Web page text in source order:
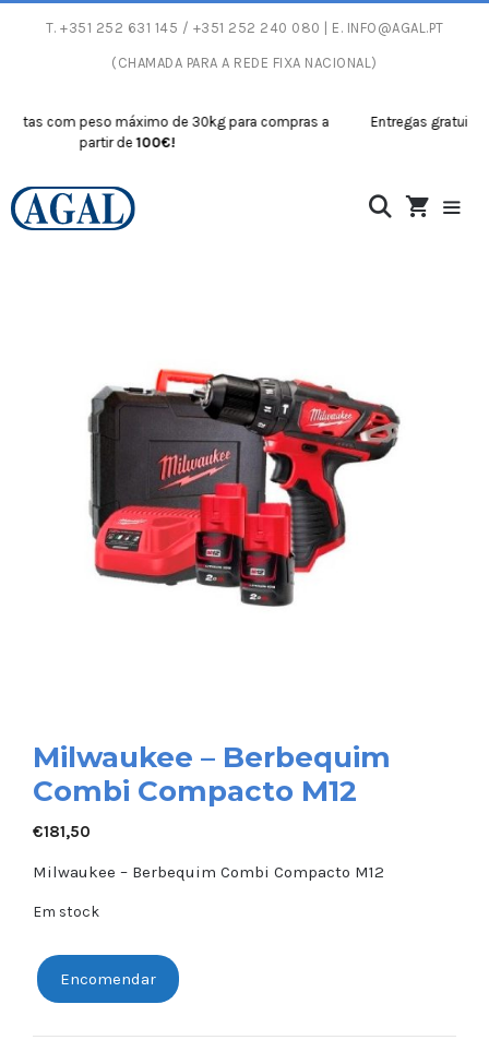
T. +351 252 631 145 / +351 252 240 080 | E. INFO@AGAL.PT
(CHAMADA PARA A REDE FIXA NACIONAL)
com peso máximo de 30kg para compras a
partir de100€!
Entregas gratuitas
Milwaukee – Berbequim
Combi Compacto M12
€181,50
Milwaukee – Berbequim Combi Compacto M12
Em stock
Encomendar